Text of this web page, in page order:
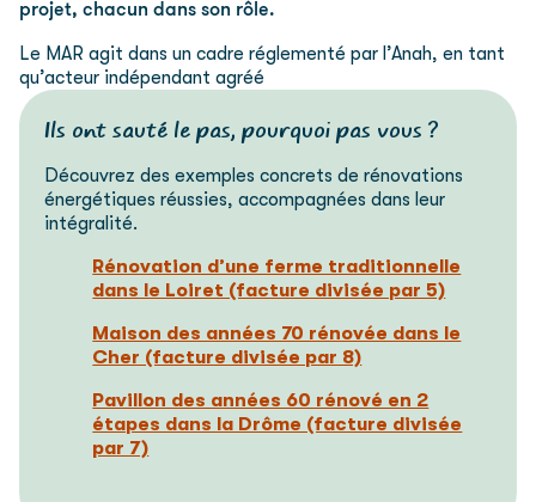
projet, chacun dans son rôle.
Le MAR agit dans un cadre réglementé par l’Anah, en tant
qu’acteur indépendant agréé
Ils ont sauté le pas, pourquoi pas vous ?
Découvrez des exemples concrets de rénovations
énergétiques réussies, accompagnées dans leur
intégralité.
Rénovation d’une ferme traditionnelle
dans le Loiret (facture divisée par 5)
Maison des années 70 rénovée dans le
Cher (facture divisée par 8)
Pavillon des années 60 rénové en 2
étapes dans la Drôme (facture divisée
par 7)